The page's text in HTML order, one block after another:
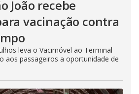
João recebe
vacinação contra
leva o Vacimóvel ao Terminal
aos passageiros a oportunidade de